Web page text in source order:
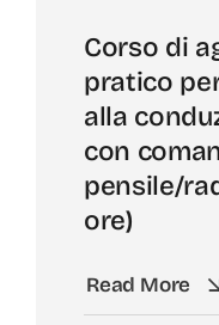
Corso di
pratico
alla
con
pensile/
ore)
Read More